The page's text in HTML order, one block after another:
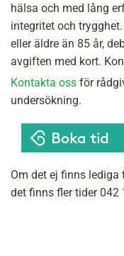
hälsa och med lång
integritet och
eller äldre än 85 år,
avgiften med kort.
Kontakta oss för
undersökning.
Om det ej finns lediga
det finns fler tider 042